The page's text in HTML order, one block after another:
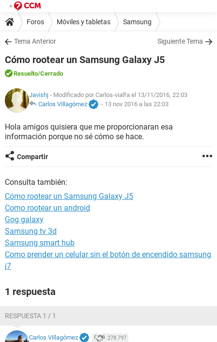
Foros Móviles y tabletas Samsung
Tema Anterior Siguiente Tema
Cómo rootear un Samsung Galaxy J5
Resuelto/Cerrado
Javishj - Modificado por Carlos-vialfa el 13/11/2016, 22:03
Carlos Villagómez
- 13 nov 2016 a las 22:03
Hola amigos quisiera que me proporcionaran esa
información porque no sé cómo se hace.
Compartir
Consulta también:
Cómo rootear un Samsung Galaxy J5
Como rootear un android
Gog galaxy
Samsung tv 3d
Samsung smart hub
Como prender un celular sin el botón de encendido samsung
j7
1 respuesta
RESPUESTA 1 / 1
Carlos Villagómez 278.797